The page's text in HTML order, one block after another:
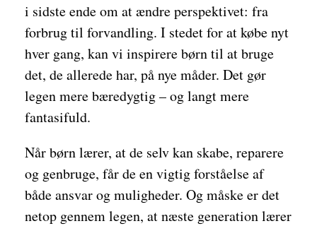
i sidste ende om at ændre perspektivet: fra
forbrug til forvandling. I stedet for at købe nyt
hver gang, kan vi inspirere børn til at bruge
det, de allerede har, på nye måder. Det gør
legen mere bæredygtig – og langt mere
fantasifuld.
Når børn lærer, at de selv kan skabe, reparere
og genbruge, får de en vigtig forståelse af
både ansvar og muligheder. Og måske er det
netop gennem legen, at næste generation lærer